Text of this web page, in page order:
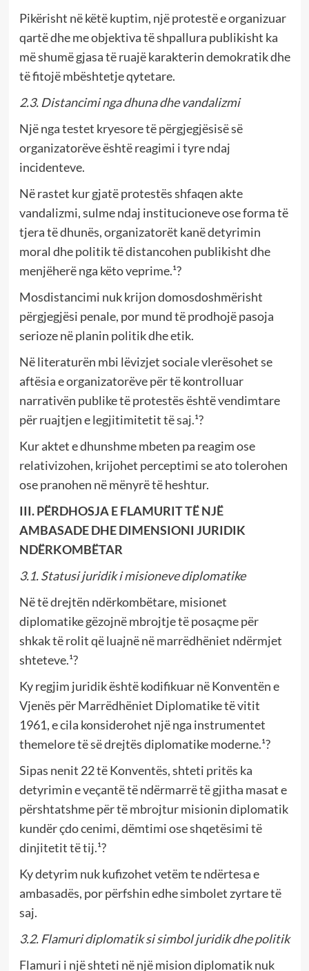
Pikërisht në këtë kuptim, një protestë e organizuar
qartë dhe me objektiva të shpallura publikisht ka
më shumë gjasa të ruajë karakterin demokratik dhe
të fitojë mbështetje qytetare.
2.3. Distancimi nga dhuna dhe vandalizmi
Një nga testet kryesore të përgjegjësisë së
organizatorëve është reagimi i tyre ndaj
incidenteve.
Në rastet kur gjatë protestës shfaqen akte
vandalizmi, sulme ndaj institucioneve ose forma të
tjera të dhunës, organizatorët kanë detyrimin
moral dhe politik të distancohen publikisht dhe
menjëherë nga këto veprime.¹?
Mosdistancimi nuk krijon domosdoshmërisht
përgjegjësi penale, por mund të prodhojë pasoja
serioze në planin politik dhe etik.
Në literaturën mbi lëvizjet sociale vlerësohet se
aftësia e organizatorëve për të kontrolluar
narrativën publike të protestës është vendimtare
për ruajtjen e legjitimitetit të saj.¹?
Kur aktet e dhunshme mbeten pa reagim ose
relativizohen, krijohet perceptimi se ato tolerohen
ose pranohen në mënyrë të heshtur.
III. PËRDHOSJA E FLAMURIT TË NJË
AMBASADE DHE DIMENSIONI JURIDIK
NDËRKOMBËTAR
3.1. Statusi juridik i misioneve diplomatike
Në të drejtën ndërkombëtare, misionet
diplomatike gëzojnë mbrojtje të posaçme për
shkak të rolit që luajnë në marrëdhëniet ndërmjet
shteteve.¹?
Ky regjim juridik është kodifikuar në Konventën e
Vjenës për Marrëdhëniet Diplomatike të vitit
1961, e cila konsiderohet një nga instrumentet
themelore të së drejtës diplomatike moderne.¹?
Sipas nenit 22 të Konventës, shteti pritës ka
detyrimin e veçantë të ndërmarrë të gjitha masat e
përshtatshme për të mbrojtur misionin diplomatik
kundër çdo cenimi, dëmtimi ose shqetësimi të
dinjitetit të tij.¹?
Ky detyrim nuk kufizohet vetëm te ndërtesa e
ambasadës, por përfshin edhe simbolet zyrtare të
saj.
3.2. Flamuri diplomatik si simbol juridik dhe politik
Flamuri i një shteti në një mision diplomatik nuk